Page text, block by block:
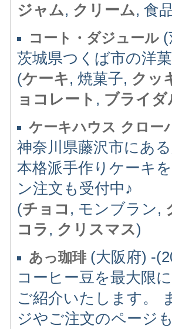
ジャム, クリーム, 食
コート・ダジュール (
茨城県つくば市の洋
(ケーキ, 焼菓子, クッ
ョコレート , ブライダ
ケーキハウス クロー
神奈川県藤沢市にあ
本格派手作りケーキ
ン注文も受付中♪
(チョコ , モンブラン,
コラ , クリスマス)
あっ珈琲(大阪府) -
コーヒー豆を最大限
ご紹介いたします。
ジやご注文のページ